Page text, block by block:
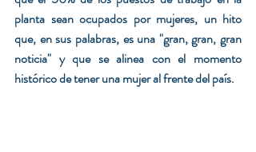
planta sean ocupados por mujeres, un hito
que, en sus palabras, es una "gran, gran, gran
noticia" y que se alinea con el momento
histórico de tener una mujer al frente del país.